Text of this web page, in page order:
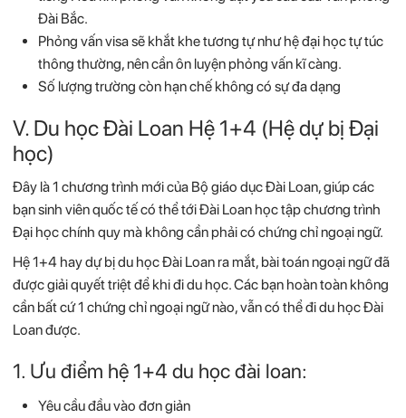
Đài Bắc.
Phỏng vấn visa sẽ khắt khe tương tự như hệ đại học tự túc
thông thường, nên cần ôn luyện phỏng vấn kĩ càng.
Số lượng trường còn hạn chế không có sự đa dạng
V. Du học Đài Loan Hệ 1+4 (Hệ dự bị Đại
học)
Đây là 1 chương trình mới của Bộ giáo dục Đài Loan, giúp các
bạn sinh viên quốc tế có thể tới Đài Loan học tập chương trình
Đại học chính quy mà không cần phải có chứng chỉ ngoại ngữ.
Hệ 1+4 hay dự bị du học Đài Loan ra mắt, bài toán ngoại ngữ đã
được giải quyết triệt để khi đi du học. Các bạn hoàn toàn không
cần bất cứ 1 chứng chỉ ngoại ngữ nào, vẫn có thể đi du học Đài
Loan được.
1. Ưu điểm hệ 1+4 du học đài loan:
Yêu cầu đầu vào đơn giản